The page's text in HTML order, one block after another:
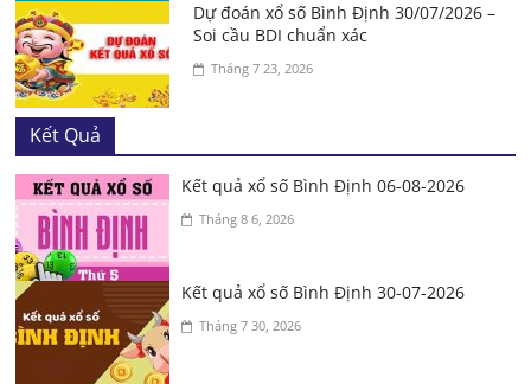
Dự đoán xổ số Bình Định 30/07/2026 –
Soi cầu BDI chuẩn xác
Tháng 7 23, 2026
Kết Quả
Kết quả xổ số Bình Định 06-08-2026
Tháng 8 6, 2026
Kết quả xổ số Bình Định 30-07-2026
Tháng 7 30, 2026